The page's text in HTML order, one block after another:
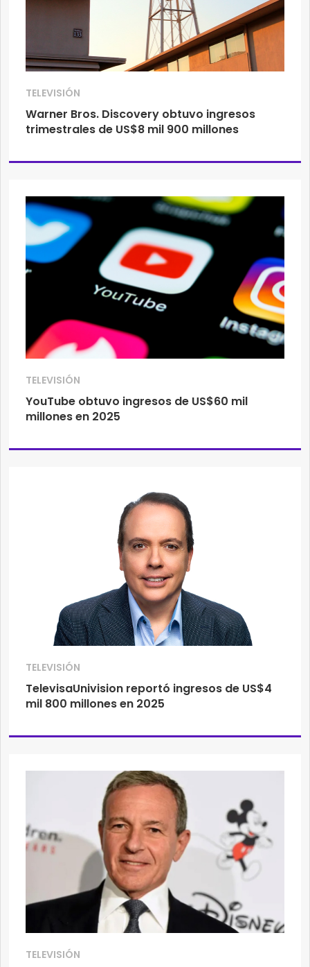
TELEVISIÓN
Warner Bros. Discovery obtuvo ingresos
trimestrales de US$8 mil 900 millones
TELEVISIÓN
YouTube obtuvo ingresos de US$60 mil
millones en 2025
TELEVISIÓN
TelevisaUnivision reportó ingresos de US$4
mil 800 millones en 2025
TELEVISIÓN